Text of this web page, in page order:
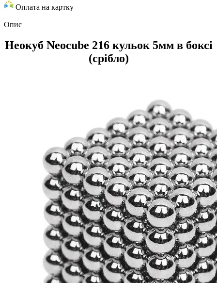
Оплата на картку
Опис
Неокуб Neocube 216 кульок 5мм в боксі
(срібло)